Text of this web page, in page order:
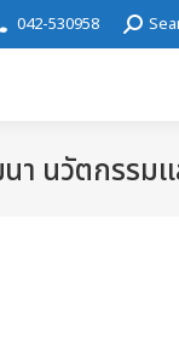
042-530958
า นวัตกรรมแ